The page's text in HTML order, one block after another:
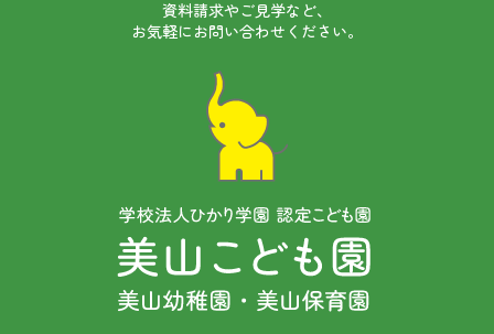
資料請求やご見学など、
お気軽にお問い合わせください。